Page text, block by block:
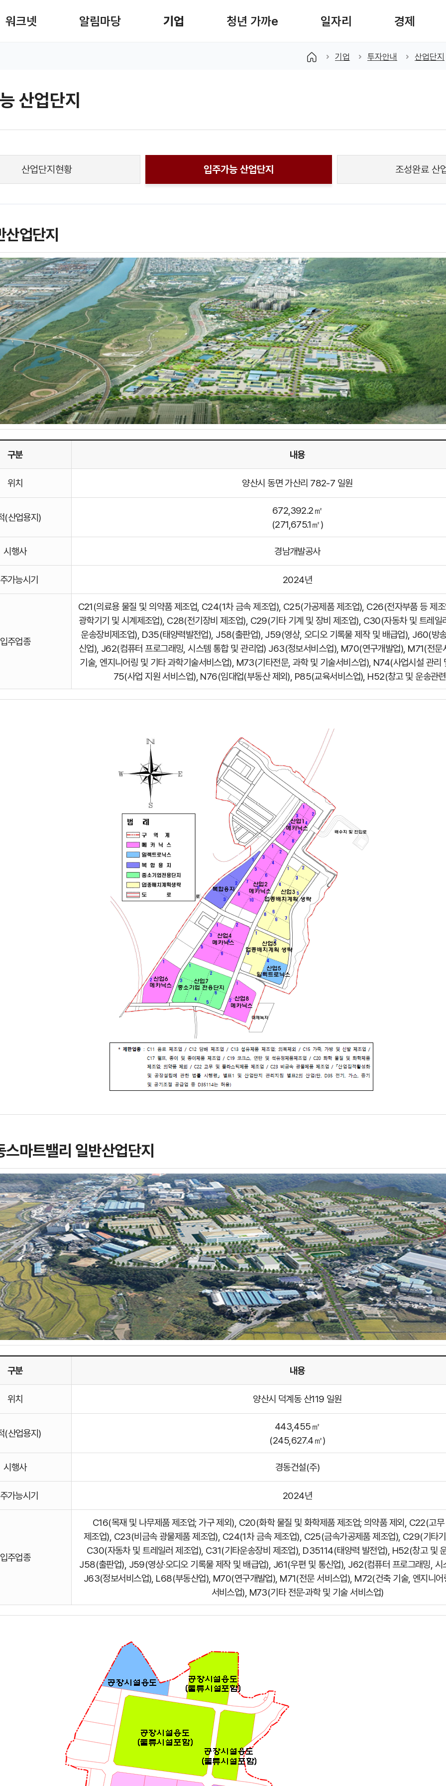
검색창 열기
워크넷 알림마당 기업 청년 가까e 일자리 경제
사이트맵
산업단지
기업 투자안내 산업단지
리스트 열기
본문 인쇄
산업단지현황 입주가능 산업단지 조성완료 산
업단지
구분 내용
위치 양산시 동면 가산리 782-7 일원
(산업용지)
672,392.2㎡
(271,675.1㎡)
시행사 경남개발공사
가능시기 2024년
입주업종
C21(의료용 물질 및 의약품 제조업, C24(1차 금속 제조업), C25(가공제품 제조업), C26(전자부품 등 제
광학기기 및 시계제조업), C28(전기장비 제조업), C29(기타 기계 및 장비 제조업), C30(자동차 및 트레일
운송장비제조업), D35(태양력발전업), J58(출판업), J59(영상, 오디오 기록물 제작 및 배급업), J60(방
신업), J62(컴퓨터 프로그래밍, 시스템 통합 및 관리업) J63(정보서비스업), M70(연구개발업), M71(전
기술, 엔지니어링 및 기타 과학기술서비스업), M73(기타전문, 과학 및 기술서비스업), N74(사업시설 관리
75(사업 지원 서비스업), N76(임대업(부동산 제외), P85(교육서비스업), H52(창고 및 운송관
스마트밸리 일반산업단지
의
구분 내용
위치 양산시 덕계동 산119 일원
(산업용지)
443,455㎡
(245,627.4㎡)
시행사 경동건설(주)
가능시기 2024년
입주업종
C16(목재 및 나무제품 제조업; 가구 제외), C20(화학 물질 및 화학제품 제조업; 의약품 제외, C22(고
제조업), C23(비금속 광물제품 제조업), C24(1차 금속 제조업), C25(금속가공제품 제조업), C29(기타
C30(자동차 및 트레일러 제조업), C31(기타운송장비 제조업), D35114(태양력 발전업), H52(창고 및
J58(출판업), J59(영상·오디오 기록물 제작 및 배급업), J61(우편 및 통신업), J62(컴퓨터 프로그래밍, 시
J63(정보서비스업), L68(부동산업), M70(연구개발업), M71(전문 서비스업), M72(건축 기술, 엔지니어
서비스업), M73(기타 전문·과학 및 기술 서비스업)